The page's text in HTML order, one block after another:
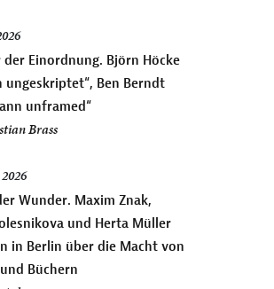
der Einordnung. Björn Höcke
ungeskriptet“, Ben Berndt
unframed“
Brass
Wunder. Maxim Znak,
und Herta Müller
in Berlin über die Macht von
Büchern